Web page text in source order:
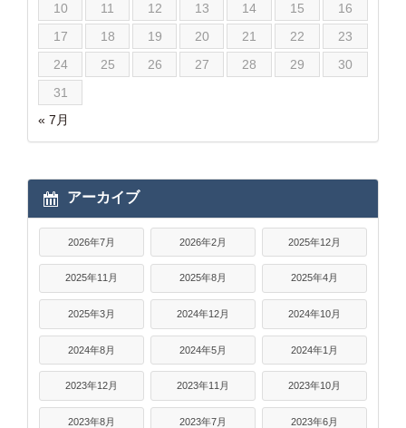
« 7月
10
11 12 13 14 15
16
17
18 19 20 21 22
23
24
25 26 27 28 29
30
31
アーカイブ
2026年7月 2026年2月 2025年12月
2025年11月 2025年8月 2025年4月
2025年3月 2024年12月 2024年10月
2024年8月 2024年5月 2024年1月
2023年12月 2023年11月 2023年10月
2023年8月 2023年7月 2023年6月